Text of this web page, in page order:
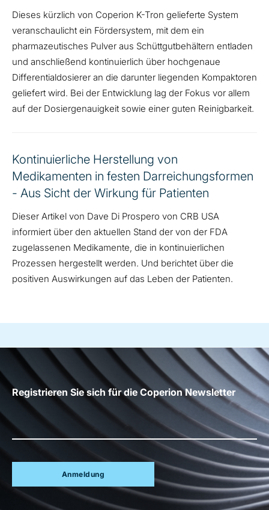
Dieses kürzlich von Coperion K-Tron gelieferte System
veranschaulicht ein Fördersystem, mit dem ein
pharmazeutisches Pulver aus Schüttgutbehältern entladen
und anschließend kontinuierlich über hochgenaue
Differentialdosierer an die darunter liegenden Kompaktoren
geliefert wird. Bei der Entwicklung lag der Fokus vor allem
auf der Dosiergenauigkeit sowie einer guten Reinigbarkeit.
Kontinuierliche Herstellung von
Medikamenten in festen Darreichungsformen
- Aus Sicht der Wirkung für Patienten
Dieser Artikel von Dave Di Prospero von CRB USA
informiert über den aktuellen Stand der von der FDA
zugelassenen Medikamente, die in kontinuierlichen
Prozessen hergestellt werden. Und berichtet über die
positiven Auswirkungen auf das Leben der Patienten.
Registrieren Sie sich für die Coperion Newsletter
Anmeldung